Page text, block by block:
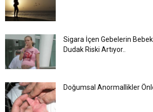
Sigara İçen Gebelerin
Dudak Riski Artıyor..
Doğumsal Anormallikler